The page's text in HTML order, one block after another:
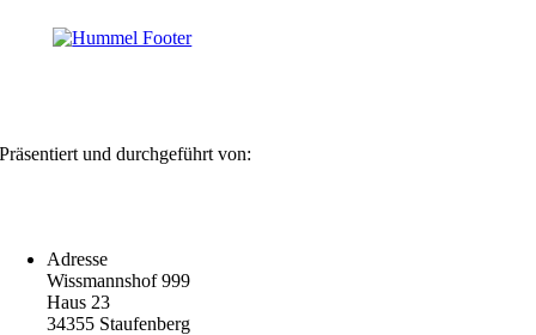
Präsentiert und durchgeführt von:
Adresse
Wissmannshof 999
Haus 23
34355 Staufenberg